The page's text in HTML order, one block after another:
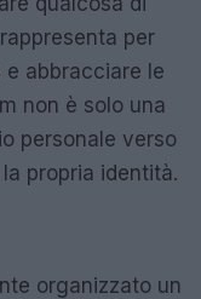
rappresenta per
e abbracciare le
non è solo una
personale verso
la propria identità.
organizzato un